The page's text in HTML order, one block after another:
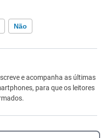
Não
incorreta
que procuro
e acompanha as últimas
para que os leitores